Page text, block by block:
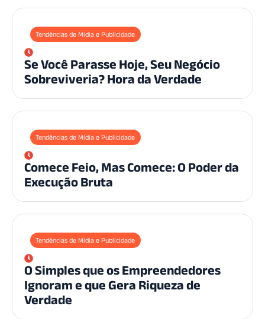
Tendências de Mídia e Publicidade
Se Você Parasse Hoje, Seu Negócio
Sobreviveria? Hora da Verdade
Tendências de Mídia e Publicidade
Comece Feio, Mas Comece: O Poder da
Execução Bruta
Tendências de Mídia e Publicidade
O Simples que os Empreendedores
Ignoram e que Gera Riqueza de
Verdade